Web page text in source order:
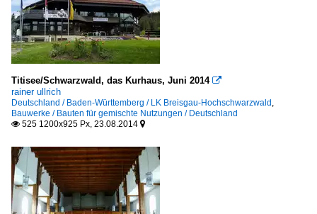
Titisee/Schwarzwald, das Kurhaus, Juni 2014 
rainer ullrich
Deutschland / Baden-Württemberg / LK Breisgau-Hochschwarzwald ,
Bauwerke / Bauten für gemischte Nutzungen / Deutschland
 525 1200x925 Px, 23.08.2014 